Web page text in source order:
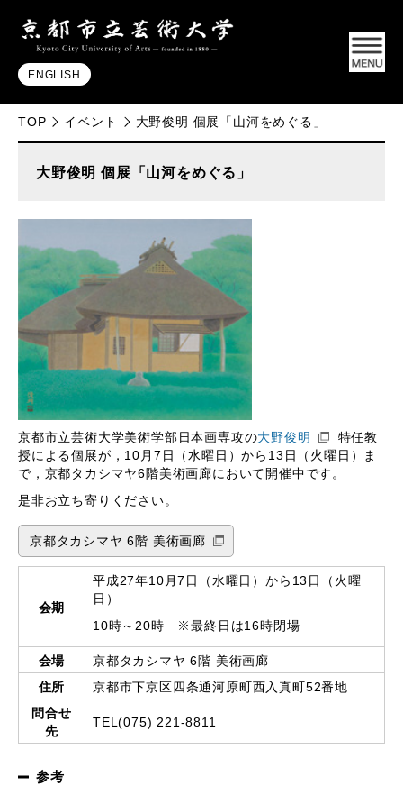
ENGLISH
TOP イベント 大野俊明 個展「山河をめぐる」
大野俊明 個展「山河をめぐる」
京都市立芸術大学美術学部日本画専攻の大野俊明
特任教
授による個展が，10月7日（水曜日）から13日（火曜日）ま
で，京都タカシマヤ6階美術画廊において開催中です。
是非お立ち寄りください。
京都タカシマヤ 6階 美術画廊
会期
平成27年10月7日（水曜日）から13日（火曜
日）
10時～20時 ※最終日は16時閉場
会場
京都タカシマヤ 6階 美術画廊
住所
京都市下京区四条通河原町西入真町52番地
問合せ
先
TEL(075) 221-8811
参考